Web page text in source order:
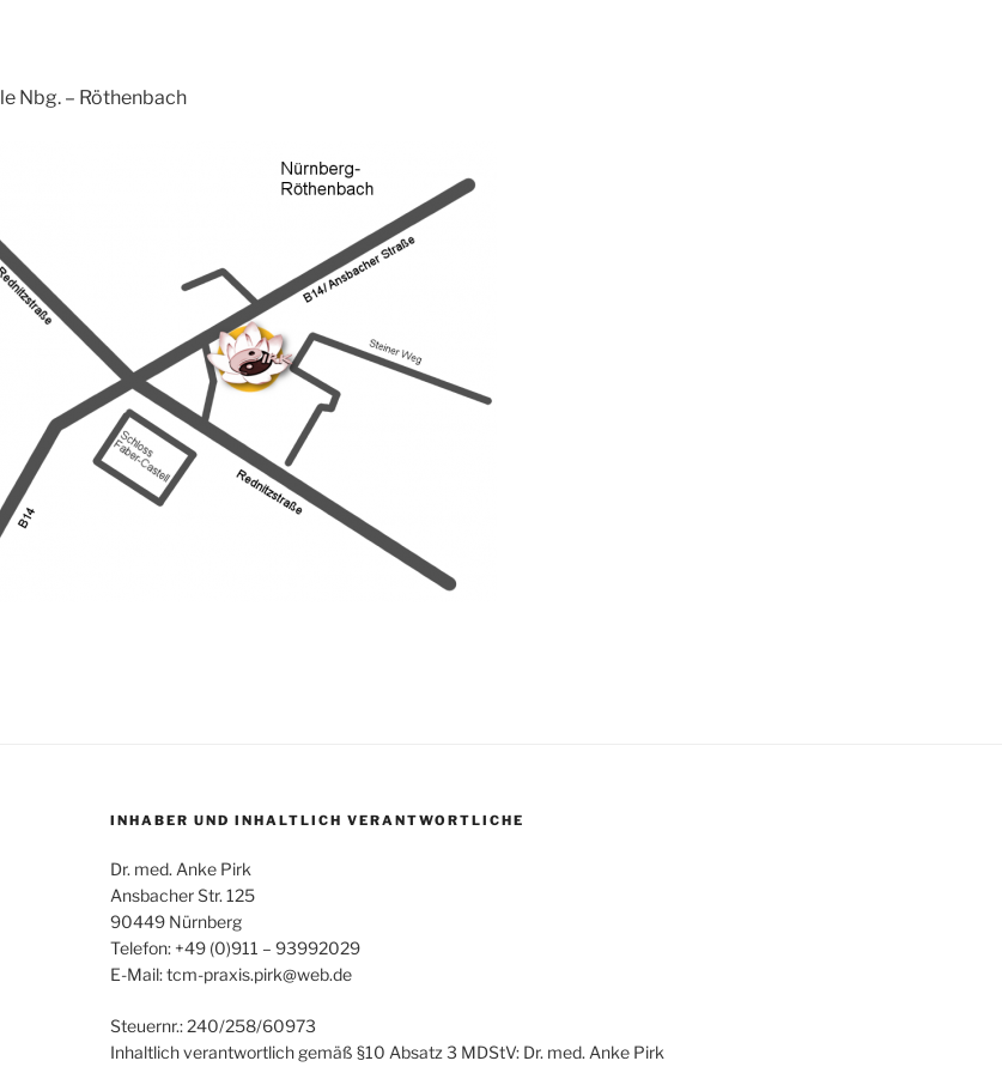
Nbg. – Röthenbach
INHABER UND INHALTLICH VERANTWORTLICHE
Dr. med. Anke Pirk
Ansbacher Str. 125
90449 Nürnberg
Telefon: +49 (0)911 – 93992029
E-Mail: tcm-praxis.pirk@web.de
Steuernr.: 240/258/60973
Inhaltlich verantwortlich gemäß §10 Absatz 3 MDStV: Dr. med. Anke Pirk